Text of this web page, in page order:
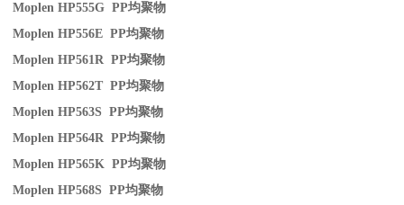
Moplen HP555G PP均聚物
Moplen HP556E PP均聚物
Moplen HP561R PP均聚物
Moplen HP562T PP均聚物
Moplen HP563S PP均聚物
Moplen HP564R PP均聚物
Moplen HP565K PP均聚物
Moplen HP568S PP均聚物